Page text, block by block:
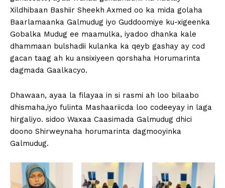
Xildhibaan Bashiir Sheekh Axmed oo ka mida golaha
Baarlamaanka Galmudug iyo Guddoomiye ku-xigeenka
Gobalka Mudug ee maamulka, iyadoo dhanka kale
dhammaan bulshadii kulanka ka qeyb gashay ay cod
gacan taag ah ku ansixiyeen qorshaha Horumarinta
dagmada Gaalkacyo.
Dhawaan, ayaa la filayaa in si rasmi ah loo bilaabo
dhismaha,iyo fulinta Mashaariicda loo codeeyay in laga
hirgaliyo. sidoo Waxaa Caasimada Galmudug dhici
doono Shirweynaha horumarinta dagmooyinka
Galmudug.